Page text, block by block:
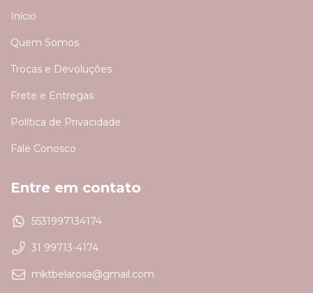
Início
Quem Somos
Trocas e Devoluções
Frete e Entregas
Política de Privacidade
Fale Conosco
Entre em contato
5531997134174
31 99713-4174
mktbelarosa@gmail.com